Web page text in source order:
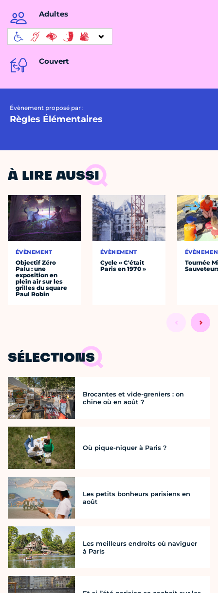
Adultes
Couvert
Évènement proposé par :
Règles Élémentaires
À LIRE AUSSI
ÉVÈNEMENT
Objectif Zéro
Palu : une
exposition en
plein air sur les
grilles du square
Paul Robin
ÉVÈNEMENT
Cycle « C'était
Paris en 1970 »
Tournée
SÉLECTIONS
Brocantes et vide-greniers : on
chine où en août ?
Où pique-niquer à Paris ?
Les petits bonheurs parisiens en
août
Les meilleurs endroits où naviguer
à Paris